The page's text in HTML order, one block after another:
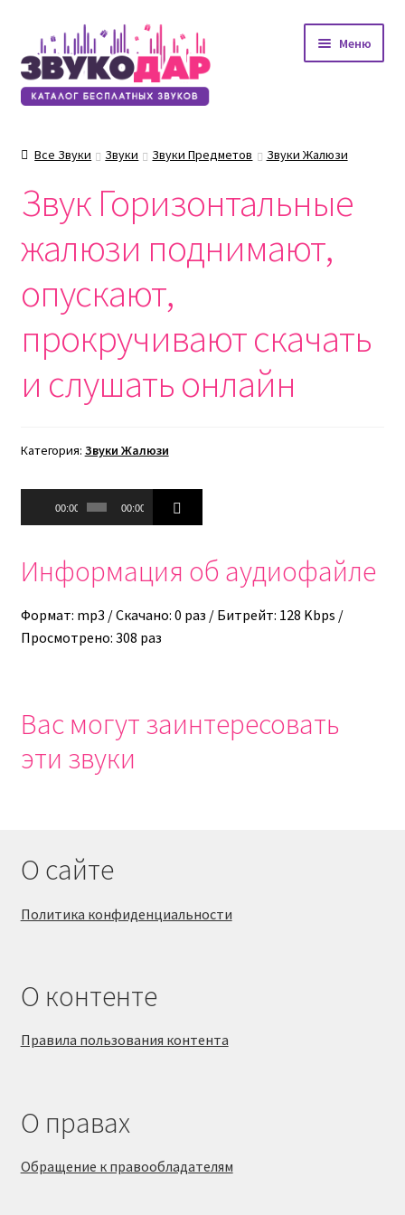
Перейти
к
навигации
Перейти
к
содержимому
Меню
Все Звуки Звуки Звуки Предметов Звуки Жалюзи
Звук Горизонтальные
жалюзи поднимают,
опускают,
прокручивают скачать
и слушать онлайн
Категория: Звуки Жалюзи
Аудиоплеер
00:00 00:00
Информация об аудиофайле
Формат: mp3 / Скачано: 0 раз / Битрейт: 128 Kbps /
Просмотрено: 308 раз
Вас могут заинтересовать
эти звуки
О сайте
Политика конфиденциальности
О контенте
Правила пользования контента
О правах
Обращение к правообладателям